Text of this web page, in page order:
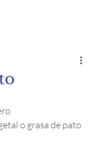
o grasa de pato